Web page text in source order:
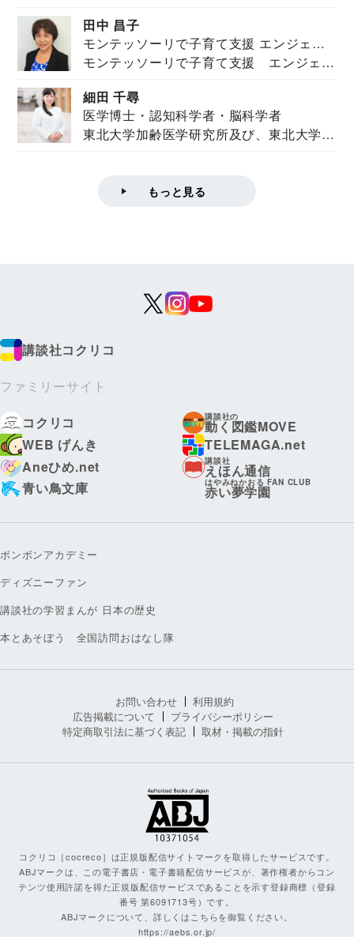
田中 昌子
モンテッソーリで子育て支援 エンジェル
ズハウス研究所所長
モンテッソーリで子育て支援 エンジェル
細田 千尋
医学博士・認知科学者・脳科学者
東北大学加齢医学研究所及び、東北大学大
もっと見る
講談社コクリコ
ファミリーサイト
コクリコ
講談社の
動く図鑑MOVE
WEB げんき
TELEMAGA.net
Aneひめ.net
講談社
えほん通信
青い鳥文庫
はやみねかおる FAN CLUB
赤い夢学園
ボンボンアカデミー
ディズニーファン
講談社の学習まんが 日本の歴史
本とあそぼう 全国訪問おはなし隊
お問い合わせ
利用規約
広告掲載について
プライバシーポリシー
特定商取引法に基づく表記
取材・掲載の指針
コクリコ［cocreco］は正規版配信サイトマークを取得したサービスです。
ABJマークは、この電子書店・電子書籍配信サービスが、著作権者からコン
テンツ使用許諾を得た正規版配信サービスであることを示す登録商標（登録
番号 第6091713号）です。
ABJマークについて、詳しくはこちらを御覧ください。
https://aebs.or.jp/